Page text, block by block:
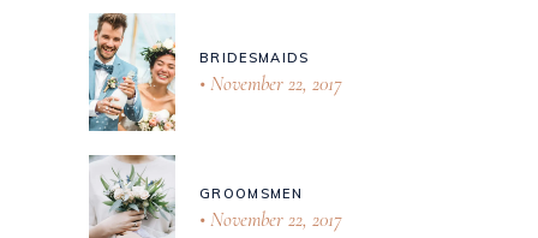
BRIDESMAIDS
November 22, 2017
GROOMSMEN
November 22, 2017